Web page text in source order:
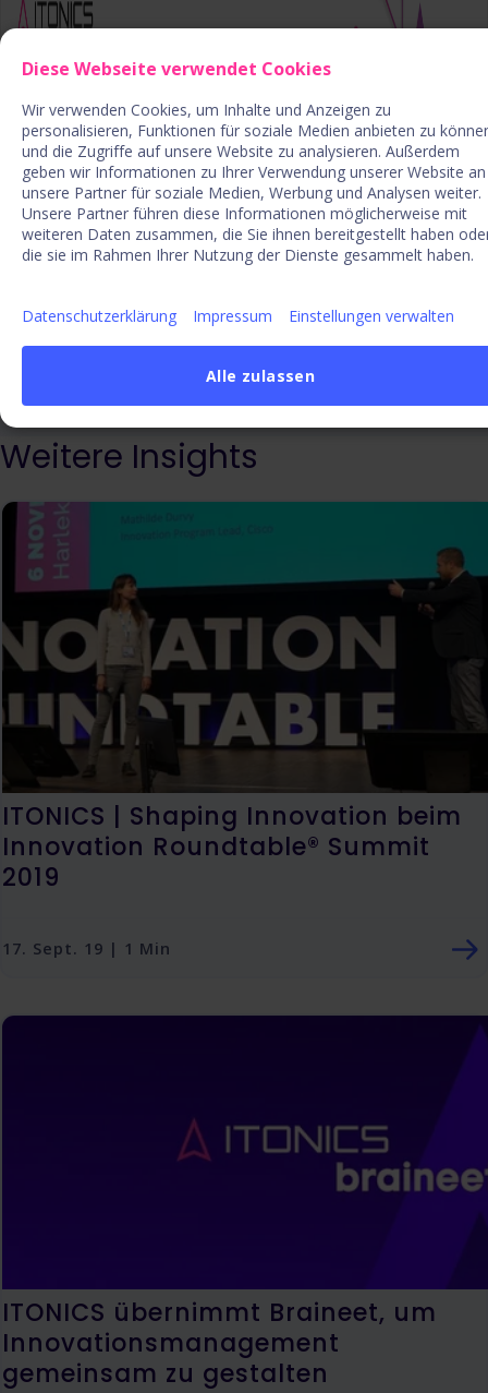
Diese Webseite verwendet Cookies
Wir verwenden Cookies, um Inhalte und Anzeigen zu
personalisieren, Funktionen für soziale Medien anbieten zu
und die Zugriffe auf unsere Website zu analysieren. Außerdem
geben wir Informationen zu Ihrer Verwendung unserer Website an
unsere Partner für soziale Medien, Werbung und Analysen weiter.
Unsere Partner führen diese Informationen möglicherweise mit
weiteren Daten zusammen, die Sie ihnen bereitgestellt haben
die sie im Rahmen Ihrer Nutzung der Dienste gesammelt haben.
Datenschutzerklärung Impressum Einstellungen verwalten
Alle zulassen
Weitere Insights
ITONICS | Shaping Innovation beim
Innovation Roundtable® Summit
2019
17. Sept. 19 | 1 Min
ITONICS übernimmt Braineet, um
Innovationsmanagement
gemeinsam zu gestalten